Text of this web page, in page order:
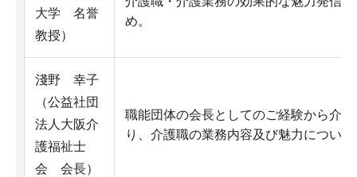
大学 名誉
教授）
め。
淺野 幸子
（公益社団
法人大阪介
護福祉士
会 会長）
職能団体の会長としてのご経験から介
り、介護職の業務内容及び魅力につい